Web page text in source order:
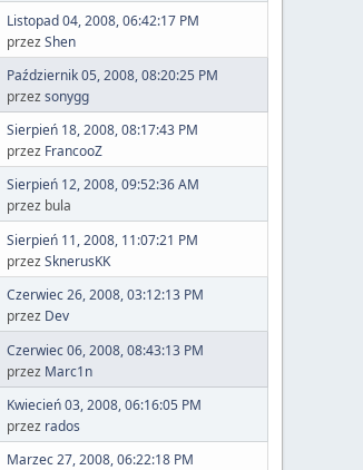
Listopad 04, 2008, 06:42:17 PM
przezShen
Październik 05, 2008, 08:20:25 PM
przezsonygg
Sierpień 18, 2008, 08:17:43 PM
przez FrancooZ
Sierpień 12, 2008, 09:52:36 AM
przez bula
Sierpień 11, 2008, 11:07:21 PM
przezSknerusKK
Czerwiec 26, 2008, 03:12:13 PM
przez Dev
Czerwiec 06, 2008, 08:43:13 PM
przez Marc1n
Kwiecień 03, 2008, 06:16:05 PM
przez rados
Marzec 27, 2008, 06:22:18 PM